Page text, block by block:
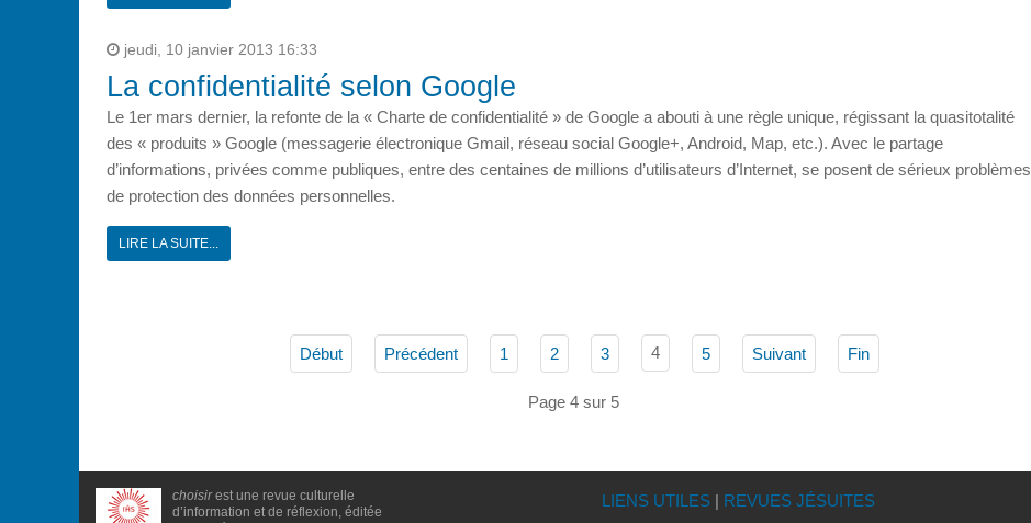
jeudi, 10 janvier 2013 16:33
La confidentialité selon Google
Le 1er mars dernier, la refonte de la « Charte de confidentialité » de Google a abouti à une règle unique, régissant la quasitotalité
des « produits » Google (messagerie électronique Gmail, réseau social Google+, Android, Map, etc.). Avec le partage
d’informations, privées comme publiques, entre des centaines de millions d’utilisateurs d’Internet, se posent de sérieux problèmes
de protection des données personnelles.
LIRE LA SUITE...
Début Précédent 1 2 3 4 5 Suivant Fin
Page 4 sur 5
choisirest une revue culturelle
d’information et de réflexion, éditée
LIENS UTILES| REVUES JÉSUITES